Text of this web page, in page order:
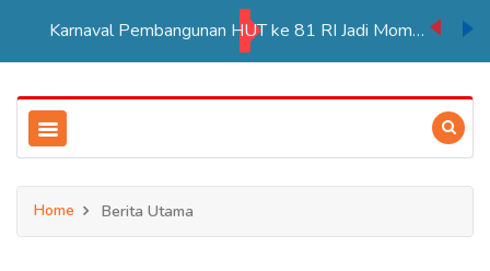
Karnaval Pembangunan HUT ke 81 RI Jadi Momentum Perkuat Persatuan di Merauke
Home Berita Utama